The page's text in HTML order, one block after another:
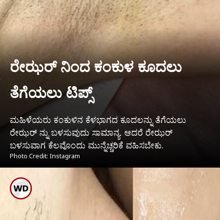
ರೇಝರ್ ನಿಂದ ಕಂಕುಳ ಕೂದಲು
ತೆಗೆಯಲು ಟಿಪ್ಸ್
ಮಹಿಳೆಯರು ಕಂಕುಳಿನ ಕೆಳಭಾಗದ ಕೂದಲನ್ನು ತೆಗೆಯಲು
ರೇಝರ್ ನ್ನು ಬಳಸುವುದು ಸಾಮಾನ್ಯ. ಆದರೆ ರೇಝರ್
ಬಳಸುವಾಗ ಕೆಲವೊಂದು ಮುನ್ನೆಚ್ಚರಿಕೆ ವಹಿಸಬೇಕು.
Photo Credit: Instagram